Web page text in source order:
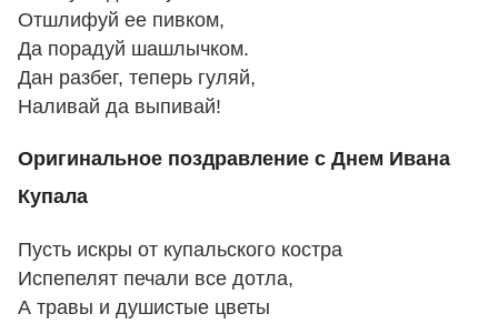
Отшлифуй ее пивком,
Да порадуй шашлычком.
Дан разбег, теперь гуляй,
Наливай да выпивай!
Оригинальное поздравление с Днем Ивана
Купала
Пусть искры от купальского костра
Испепелят печали все дотла,
А травы и душистые цветы